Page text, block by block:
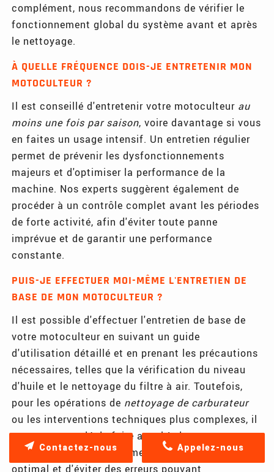
complément, nous recommandons de vérifier le
fonctionnement global du système avant et après
le nettoyage.
À QUELLE FRÉQUENCE DOIS-JE ENTRETENIR MON
MOTOCULTEUR ?
Il est conseillé d'entretenir votre motoculteur au
moins une fois par saison, voire davantage si vous
en faites un usage intensif. Un entretien régulier
permet de prévenir les dysfonctionnements
majeurs et d'optimiser la performance de la
machine. Nos experts suggèrent également de
procéder à un contrôle complet avant les périodes
de forte activité, afin d'éviter toute panne
imprévue et de garantir une performance
constante.
PUIS-JE EFFECTUER MOI-MÊME L'ENTRETIEN DE
BASE DE MON MOTOCULTEUR ?
Il est possible d'effectuer l'entretien de base de
votre motoculteur en suivant un guide
d'utilisation détaillé et en prenant les précautions
nécessaires, telles que la vérification du niveau
d'huile et le nettoyage du filtre à air. Toutefois,
pour les opérations de nettoyage de carburateur
ou les interventions techniques plus complexes, il
est recommandé de faire appel à des
professionnels. Cela permet d'assurer un entretien
optimal et d'éviter des erreurs pouvant
Appelez-nous
Contactez-nous